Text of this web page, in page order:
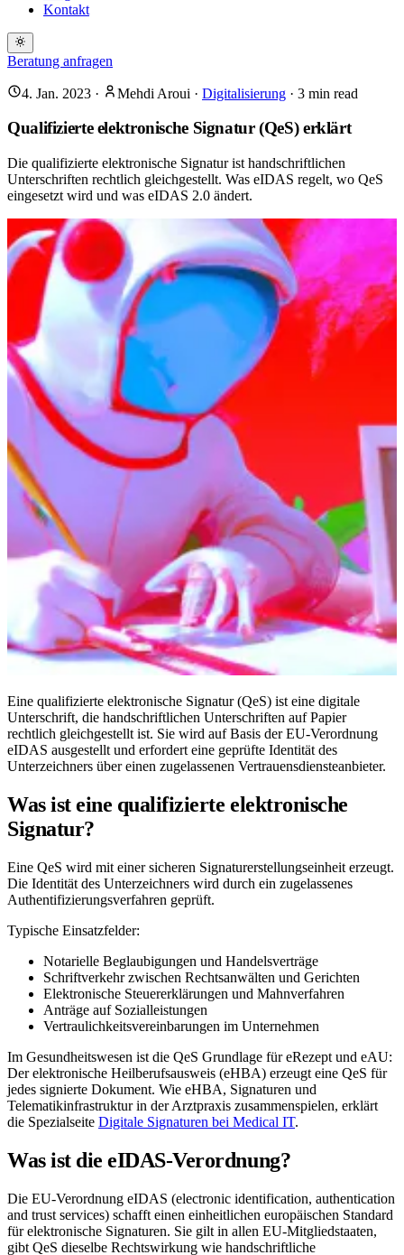
Kontakt
Beratung anfragen
4. Jan. 2023 · Mehdi Aroui · Digitalisierung · 3 min read
Qualifizierte elektronische Signatur (QeS) erklärt
Die qualifizierte elektronische Signatur ist handschriftlichen
Unterschriften rechtlich gleichgestellt. Was eIDAS regelt, wo QeS
eingesetzt wird und was eIDAS 2.0 ändert.
Eine qualifizierte elektronische Signatur (QeS) ist eine digitale
Unterschrift, die handschriftlichen Unterschriften auf Papier
rechtlich gleichgestellt ist. Sie wird auf Basis der EU-Verordnung
eIDAS ausgestellt und erfordert eine geprüfte Identität des
Unterzeichners über einen zugelassenen Vertrauensdiensteanbieter.
Was ist eine qualifizierte elektronische
Signatur?
Eine QeS wird mit einer sicheren Signaturerstellungseinheit erzeugt.
Die Identität des Unterzeichners wird durch ein zugelassenes
Authentifizierungsverfahren geprüft.
Typische Einsatzfelder:
Notarielle Beglaubigungen und Handelsverträge
Schriftverkehr zwischen Rechtsanwälten und Gerichten
Elektronische Steuererklärungen und Mahnverfahren
Anträge auf Sozialleistungen
Vertraulichkeitsvereinbarungen im Unternehmen
Im Gesundheitswesen ist die QeS Grundlage für eRezept und eAU:
Der elektronische Heilberufsausweis (eHBA) erzeugt eine QeS für
jedes signierte Dokument. Wie eHBA, Signaturen und
Telematikinfrastruktur in der Arztpraxis zusammenspielen, erklärt
die Spezialseite Digitale Signaturen bei Medical IT.
Was ist die eIDAS-Verordnung?
Die EU-Verordnung eIDAS (electronic identification, authentication
and trust services) schafft einen einheitlichen europäischen Standard
für elektronische Signaturen. Sie gilt in allen EU-Mitgliedstaaten,
gibt QeS dieselbe Rechtswirkung wie handschriftliche